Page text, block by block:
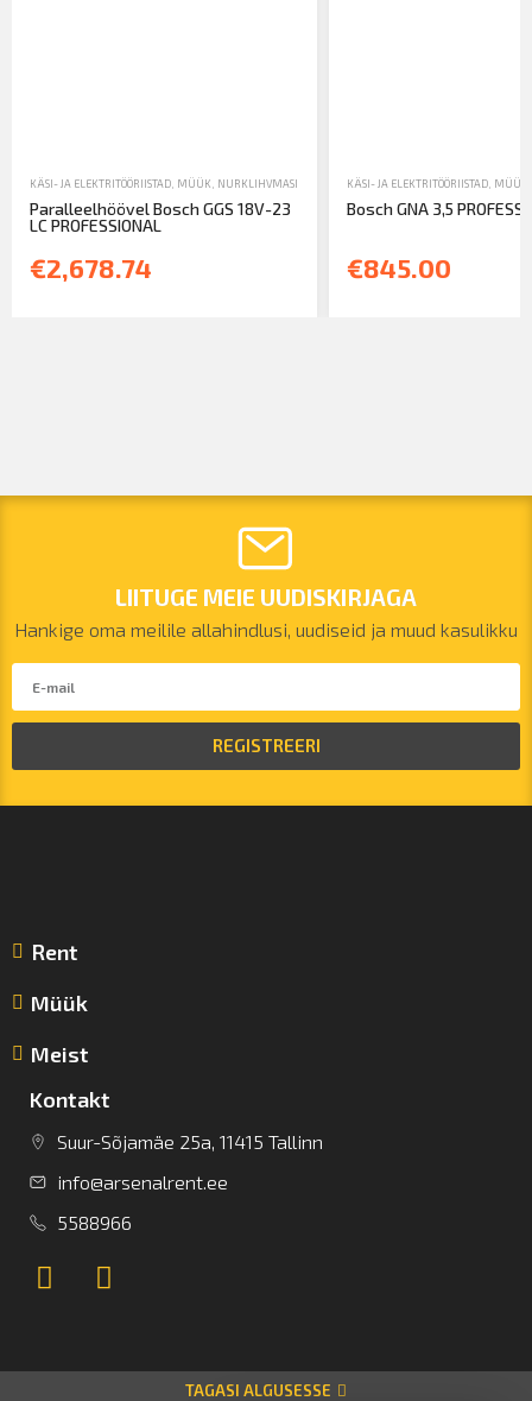
KÄSI- JA ELEKTRITÖÖRIISTAD MÜÜK NURKLIHVMASINAD JA METALLITÖÖTLUS
Paralleelhöövel Bosch GGS 18V-23
LC PROFESSIONAL
€2,678.74
KÄSI- JA ELEKTRITÖÖRIISTAD, MÜÜK
Bosch GNA 3,5
€845.00
LIITUGE MEIE UUDISKIRJAGA
Hankige oma meilile allahindlusi, uudiseid ja muud kasulikku
REGISTREERI
Rent
Müük
Meist
Kontakt
Suur-Sõjamäe 25a, 11415 Tallinn
info@arsenalrent.ee
5588966
TAGASI ALGUSESSE